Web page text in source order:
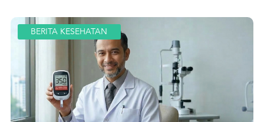
BERITA KESEHATAN